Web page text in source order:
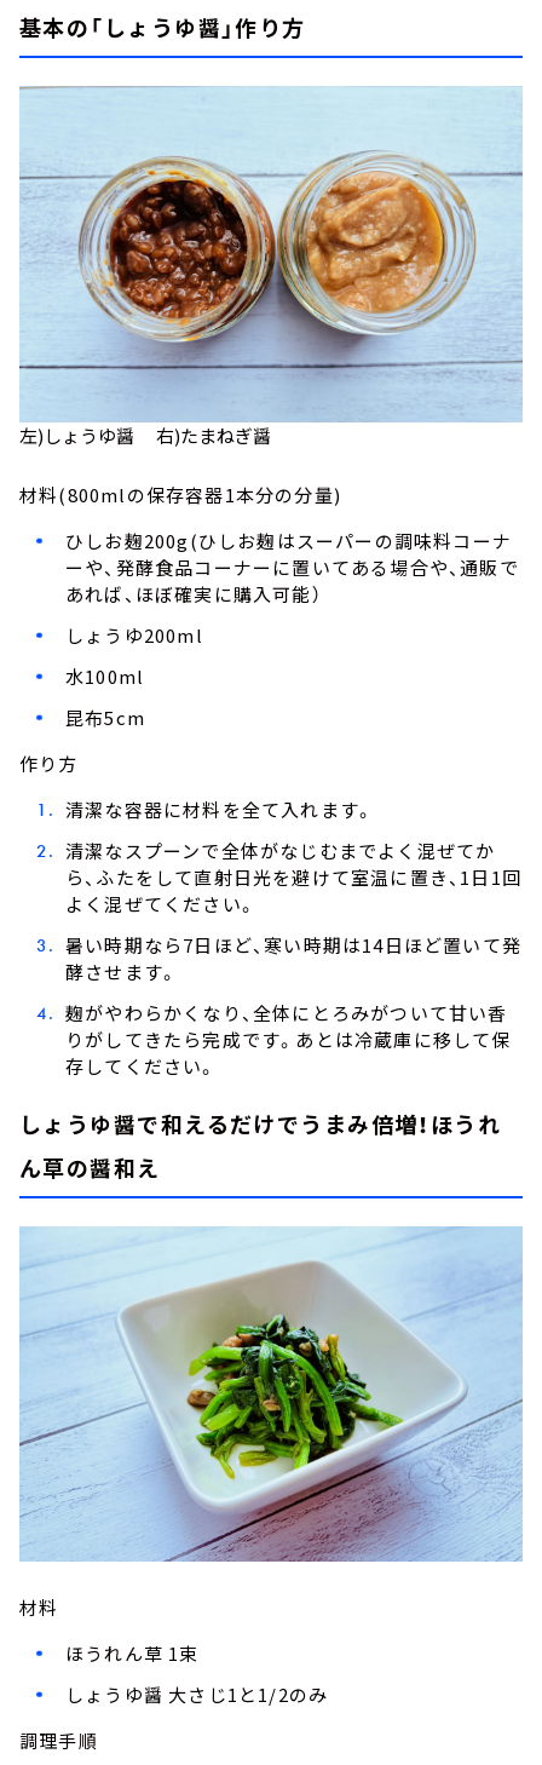
基本の「しょうゆ醤」作り方
左)しょうゆ醤 右)たまねぎ醤
材料(800mlの保存容器1本分の分量)
ひしお麹200g(ひしお麹はスーパーの調味料コーナ
ーや、発酵食品コーナーに置いてある場合や、通販で
あれば、ほぼ確実に購入可能）
しょうゆ200ml
水100ml
昆布5cm
作り方
清潔な容器に材料を全て入れます。
清潔なスプーンで全体がなじむまでよく混ぜてか
ら、ふたをして直射日光を避けて室温に置き、1日1回
よく混ぜてください。
暑い時期なら7日ほど、寒い時期は14日ほど置いて発
酵させます。
麹がやわらかくなり、全体にとろみがついて甘い香
りがしてきたら完成です。あとは冷蔵庫に移して保
存してください。
しょうゆ醤で和えるだけでうまみ倍増！ほうれ
ん草の醤和え
材料
ほうれん草 1束
しょうゆ醤 大さじ1と1/2のみ
調理手順